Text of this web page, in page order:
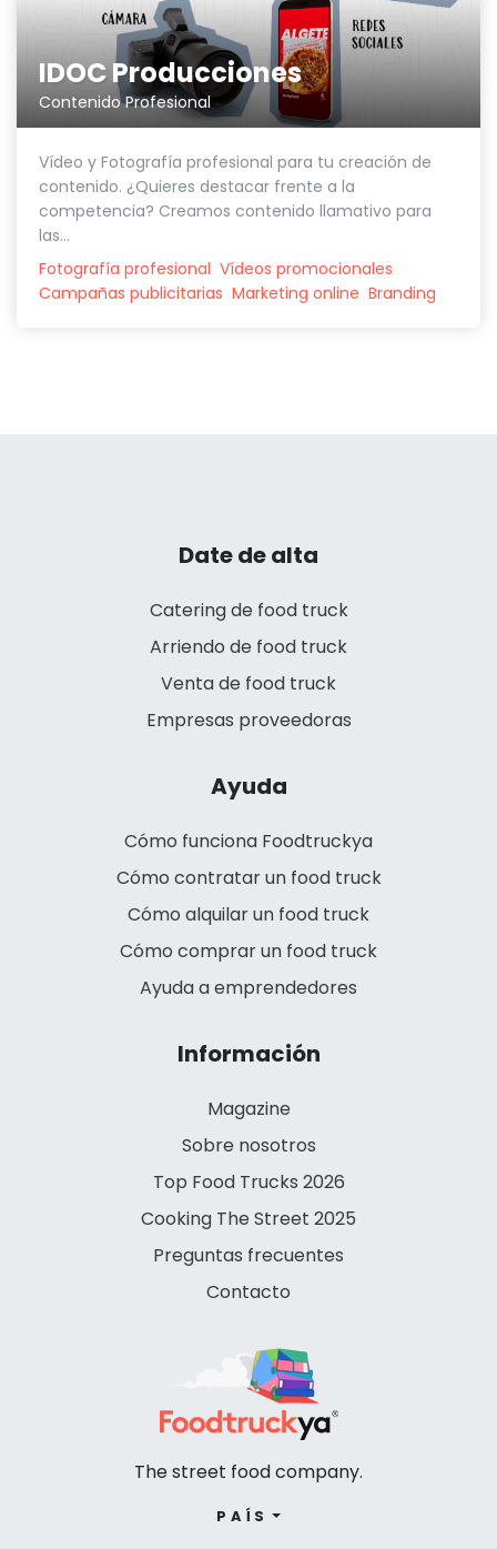
IDOC Producciones
Contenido Profesional
Vídeo y Fotografía profesional para tu creación de
contenido. ¿Quieres destacar frente a la
competencia? Creamos contenido llamativo para
las...
Fotografía profesional Vídeos promocionales
Campañas publicitarias Marketing online Branding
Date de alta
Catering de food truck
Arriendo de food truck
Venta de food truck
Empresas proveedoras
Ayuda
Cómo funciona Foodtruckya
Cómo contratar un food truck
Cómo alquilar un food truck
Cómo comprar un food truck
Ayuda a emprendedores
Información
Magazine
Sobre nosotros
Top Food Trucks 2026
Cooking The Street 2025
Preguntas frecuentes
Contacto
The street food company.
PAÍS